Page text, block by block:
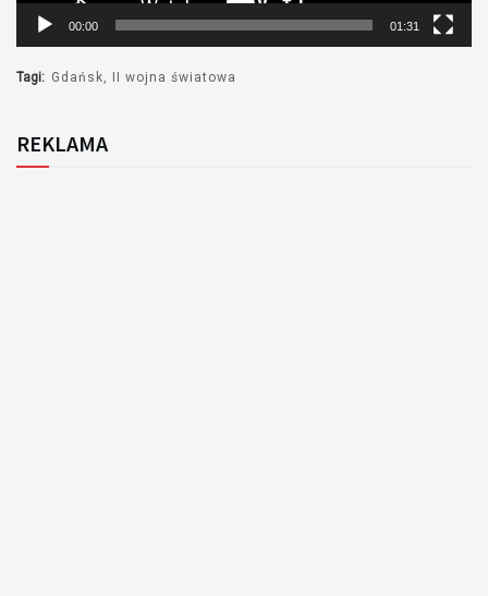
00:00 01:31
Tagi: Gdańsk II wojna światowa
REKLAMA